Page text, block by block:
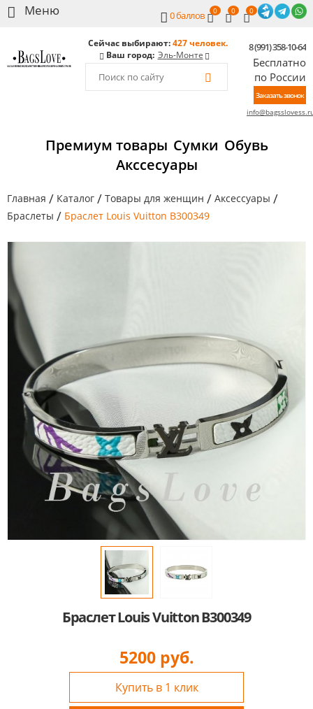
0баллов 0 0 0
Сейчас выбирают:427 человек.
Ваш город: Эль-Монте
8 (991) 358-10-64
Бесплатно
по России
Заказать звонок
Премиум товары Сумки Обувь
Акссесуары
Главная / Каталог / Товары для женщин / Аксессуары /
Браслеты / Браслет Louis Vuitton B300349
Браслет Louis Vuitton B300349
5200руб.
Купить в 1 клик